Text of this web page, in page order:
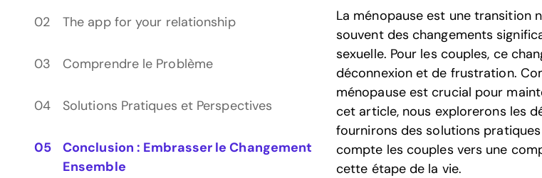
The app for your relationship
Comprendre le Problème
Solutions Pratiques et Perspectives
Conclusion : Embrasser le Changement
Ensemble
La ménopause est une transition
souvent des changements
sexuelle. Pour les couples, ce
déconnexion et de frustration.
ménopause est crucial pour
cet article, nous explorerons les
fournirons des solutions
compte les couples vers une
cette étape de la vie.